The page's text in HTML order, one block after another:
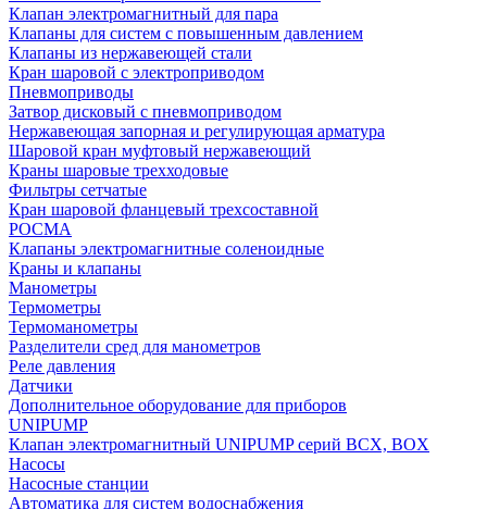
Клапан электромагнитный для пара
Клапаны для систем с повышенным давлением
Клапаны из нержавеющей стали
Кран шаровой с электроприводом
Пневмоприводы
Затвор дисковый с пневмоприводом
Нержавеющая запорная и регулирующая арматура
Шаровой кран муфтовый нержавеющий
Краны шаровые трехходовые
Фильтры сетчатые
Кран шаровой фланцевый трехсоставной
РОСМА
Клапаны электромагнитные соленоидные
Краны и клапаны
Манометры
Термометры
Термоманометры
Разделители сред для манометров
Реле давления
Датчики
Дополнительное оборудование для приборов
UNIPUMP
Клапан электромагнитный UNIPUMP серий BCX, BOX
Насосы
Насосные станции
Автоматика для систем водоснабжения